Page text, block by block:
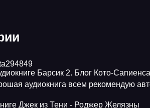
Барсик 2. Блог Кото-
аудиокнига всем рекомендую
Джек из Тени - Роджер Желязны